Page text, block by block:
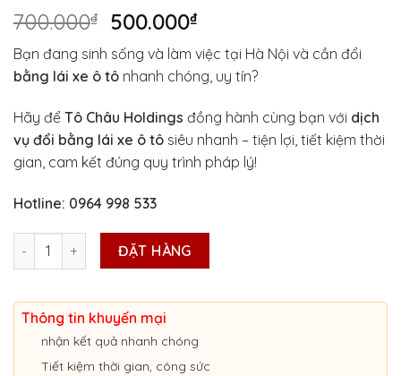
700.000₫
Giá
gốc
là:
700.000₫.
500.000₫Giá
hiện
tại
là:
500.000₫.
Bạn đang sinh sống và làm việc tại Hà Nội và cần đổi
bằng lái xe ô tô nhanh chóng, uy tín?
Hãy để Tô Châu Holdings đồng hành cùng bạn với dịch
vụ đổi bằng lái xe ô tô siêu nhanh – tiện lợi, tiết kiệm thời
gian, cam kết đúng quy trình pháp lý!
Hotline: 0964 998 533
ĐỔI BẰNG LÁI XE Ô TÔ CỰC NHANH TẠI HÀ NỘI PHÍ RẺ số lượng
ĐẶT HÀNG
Thông tin khuyến mại
nhận kết quả nhanh chóng
Tiết kiệm thời gian, công sức